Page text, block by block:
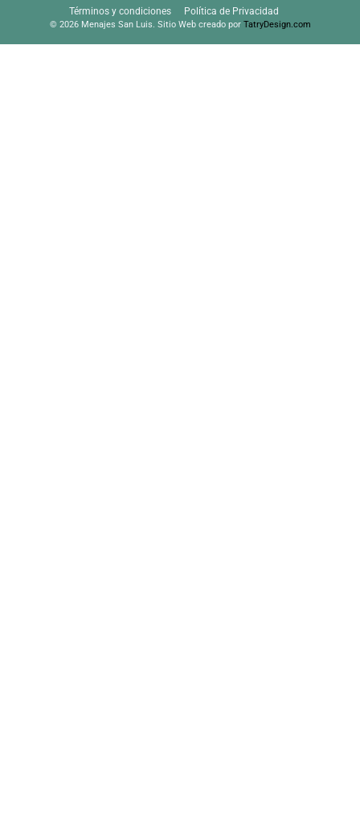
Términos y condiciones Política de Privacidad
© 2026 Menajes San Luis. Sitio Web creado por TatryDesign.com